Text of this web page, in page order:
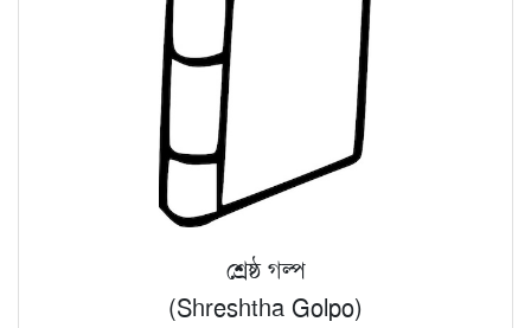
শ্রেষ্ঠ গল্প
(Shreshtha Golpo)